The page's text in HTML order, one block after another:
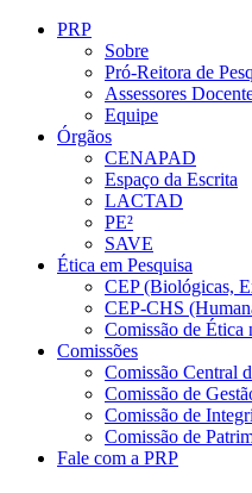
Conteúdo principal
PRP
Sobre
Pró-Reitora de
Assessores
Equipe
Órgãos
CENAPAD
Espaço da Escrita
LACTAD
PE²
SAVE
Ética em Pesquisa
CEP (Biológicas,
CEP-CHS
Comissão de Ética
Comissões
Comissão Central
Comissão de
Comissão de
Comissão de
Fale com a PRP